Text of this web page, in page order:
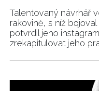
Talentovaný návrhář
rakovině, s níž
potvrdil jeho
zrekapitulovat jeho